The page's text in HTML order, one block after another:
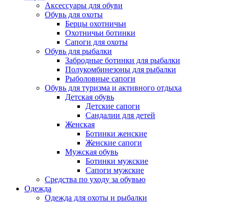
Аксессуары для обуви
Обувь для охоты
Берцы охотничьи
Охотничьи ботинки
Сапоги для охоты
Обувь для рыбалки
Забродные ботинки для рыбалки
Полукомбинезоны для рыбалки
Рыболовные сапоги
Обувь для туризма и активного отдыха
Детская обувь
Детские сапоги
Сандалии для детей
Женская
Ботинки женские
Женские сапоги
Мужская обувь
Ботинки мужские
Сапоги мужские
Средства по уходу за обувью
Одежда
Одежда для охоты и рыбалки